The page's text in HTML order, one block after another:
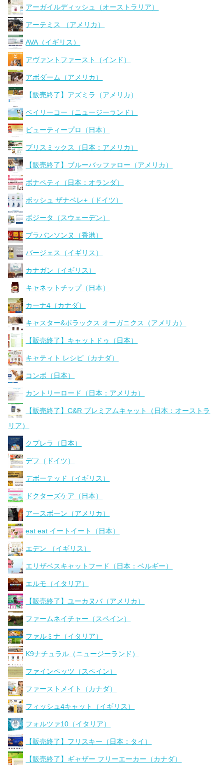
アーガイルディッシュ（オーストラリア）
アーテミス （アメリカ）
AVA（イギリス）
アヴァントファースト（インド）
アボダーム（アメリカ）
【販売終了】アズミラ（アメリカ）
ベイリーコー（ニュージーランド）
ビューティープロ（日本）
ブリスミックス（日本：アメリカ）
【販売終了】ブルーバッファロー（アメリカ）
ボナペティ（日本：オランダ）
ボッシュ ザナベレ+（ドイツ）
ボジータ（スウェーデン）
ブラバンソンヌ（香港）
バージェス（イギリス）
カナガン（イギリス）
キャネットチップ（日本）
カーナ4（カナダ）
キャスター&ポラックス オーガニクス（アメリカ）
【販売終了】キャットドゥ（日本）
キャティト レシピ（カナダ）
コンボ（日本）
カントリーロード（日本：アメリカ）
【販売終了】C&R プレミアムキャット（日本：オーストラ
リア）
クプレラ（日本）
デフ（ドイツ）
デボーテッド（イギリス）
ドクターズケア（日本）
アースボーン（アメリカ）
eat eat イートイート（日本）
エデン （イギリス）
エリザベスキャットフード（日本：ベルギー）
エルモ（イタリア）
【販売終了】ユーカヌバ（アメリカ）
ファームネイチャー（スペイン）
ファルミナ（イタリア）
K9ナチュラル（ニュージーランド）
ファインペッツ（スペイン）
ファーストメイト（カナダ）
フィッシュ4キャット（イギリス）
フォルツァ10（イタリア）
【販売終了】フリスキー（日本：タイ）
【販売終了】ギャザー フリーエーカー（カナダ）